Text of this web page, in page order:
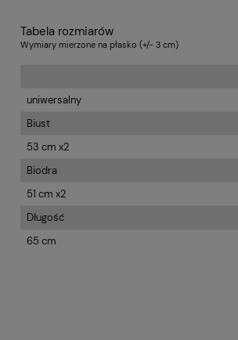
Tabela rozmiarów
Wymiary mierzone na płasko (+/- 3 cm)
uniwersalny
Biust
53 cm x2
Biodra
51 cm x2
Długość
65 cm